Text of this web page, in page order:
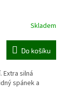
Skladem
Do košíku
Extra silná
spánek a